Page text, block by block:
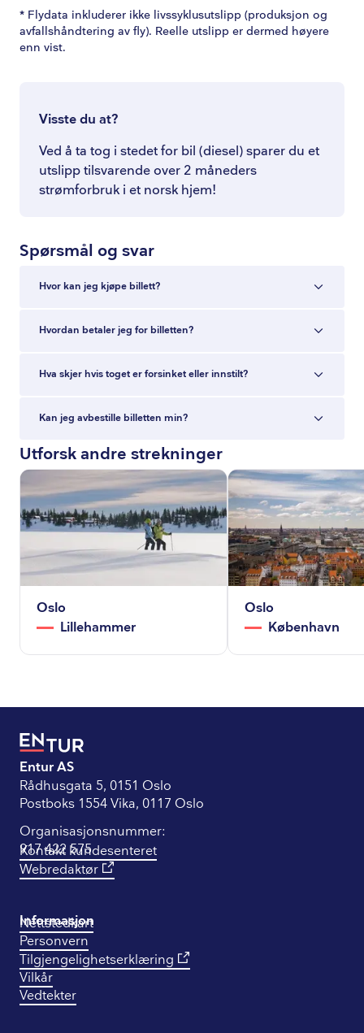
* Flydata inkluderer ikke livssyklusutslipp (produksjon og
avfallshåndtering av fly). Reelle utslipp er dermed høyere
enn vist.
Visste du at?
Ved å ta tog i stedet for bil (diesel) sparer du et
utslipp tilsvarende over 2 måneders
strømforbruk i et norsk hjem!
Spørsmål og svar
Hvor kan jeg kjøpe billett?
Hvordan betaler jeg for billetten?
Hva skjer hvis toget er forsinket eller innstilt?
Kan jeg avbestille billetten min?
Utforsk andre strekninger
Oslo
Lillehammer
Oslo
København
Entur AS
Rådhusgata 5, 0151 Oslo
Postboks 1554 Vika, 0117 Oslo
Organisasjonsnummer:
917 422 575
Kontakt kundesenteret
Webredaktør
Informasjon
Nettstedkart
Personvern
Tilgjengelighetserklæring
Vilkår
Vedtekter